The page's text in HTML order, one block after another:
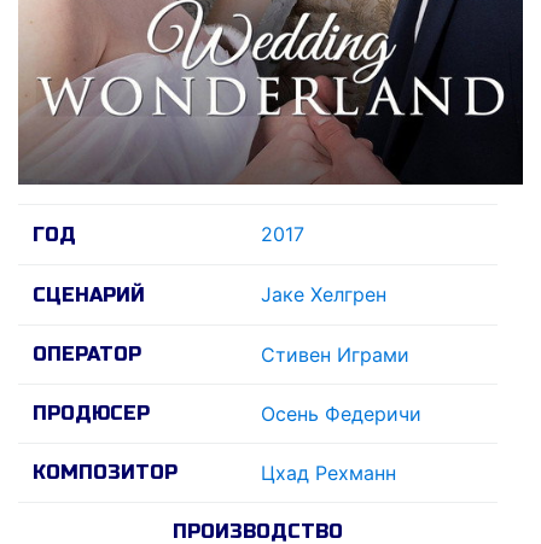
ГОД 2017
СЦЕНАРИЙ Jаке Хелгрен
ОПЕРАТОР Стивен Играми
ПРОДЮСЕР Осень Федеричи
КОМПОЗИТОР Цхад Рехманн
ПРОИЗВОДСТВО